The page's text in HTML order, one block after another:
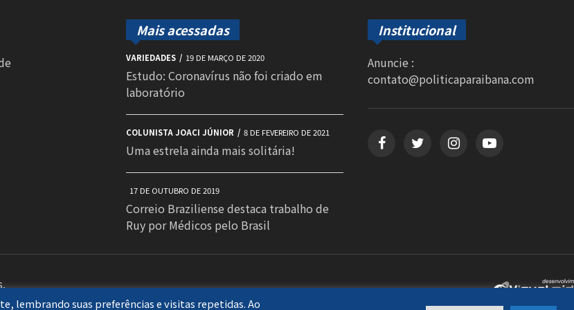
Mais acessadas
VARIEDADES 19 DE MARÇO DE 2020
Estudo: Coronavírus não foi criado em
laboratório
COLUNISTA JOACI JÚNIOR 8 DE FEVEREIRO DE 2021
Uma estrela ainda mais solitária!
17 DE OUTUBRO DE 2019
Correio Braziliense destaca trabalho de
Ruy por Médicos pelo Brasil
Institucional
Anuncie :
contato@politicaparaibana.com
lembrando suas preferências e visitas repetidas. Ao